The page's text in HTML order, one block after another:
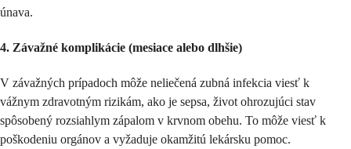
únava.
4. Závažné komplikácie (mesiace alebo dlhšie)
V závažných prípadoch môže neliečená zubná infekcia viesť k
vážnym zdravotným rizikám, ako je sepsa, život ohrozujúci stav
spôsobený rozsiahlym zápalom v krvnom obehu. To môže viesť k
poškodeniu orgánov a vyžaduje okamžitú lekársku pomoc.